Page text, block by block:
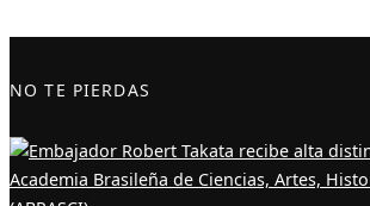
NO TE PIERDAS